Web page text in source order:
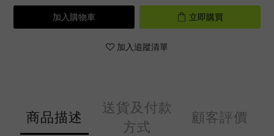
加入購物車 立即購買
加入追蹤清單
商品描述
送貨及付款
方式
顧客評價